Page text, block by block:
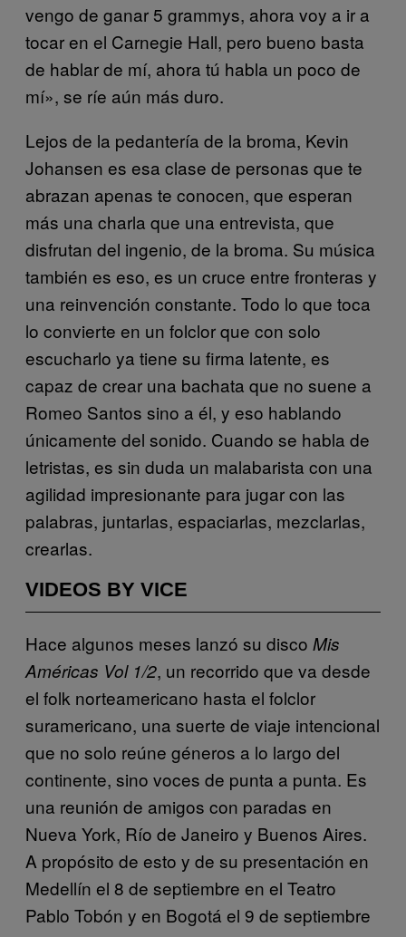
vengo de ganar 5 grammys, ahora voy a ir a
tocar en el Carnegie Hall, pero bueno basta
de hablar de mí, ahora tú habla un poco de
mí», se ríe aún más duro.
Lejos de la pedantería de la broma, Kevin
Johansen es esa clase de personas que te
abrazan apenas te conocen, que esperan
más una charla que una entrevista, que
disfrutan del ingenio, de la broma. Su música
también es eso, es un cruce entre fronteras y
una reinvención constante. Todo lo que toca
lo convierte en un folclor que con solo
escucharlo ya tiene su firma latente, es
capaz de crear una bachata que no suene a
Romeo Santos sino a él, y eso hablando
únicamente del sonido. Cuando se habla de
letristas, es sin duda un malabarista con una
agilidad impresionante para jugar con las
palabras, juntarlas, espaciarlas, mezclarlas,
crearlas.
VIDEOS BY VICE
Hace algunos meses lanzó su disco Mis
Américas Vol 1/2, un recorrido que va desde
el folk norteamericano hasta el folclor
suramericano, una suerte de viaje intencional
que no solo reúne géneros a lo largo del
continente, sino voces de punta a punta. Es
una reunión de amigos con paradas en
Nueva York, Río de Janeiro y Buenos Aires.
A propósito de esto y de su presentación en
Medellín el 8 de septiembre en el Teatro
Pablo Tobón y en Bogotá el 9 de septiembre